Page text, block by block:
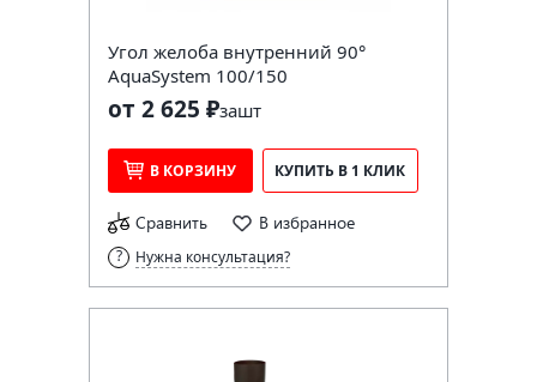
Угол желоба внутренний 90°
AquaSystem 100/150
от 2 625 ₽зашт
В КОРЗИНУ КУПИТЬ В 1 КЛИК
Сравнить В избранное
Нужна консультация?